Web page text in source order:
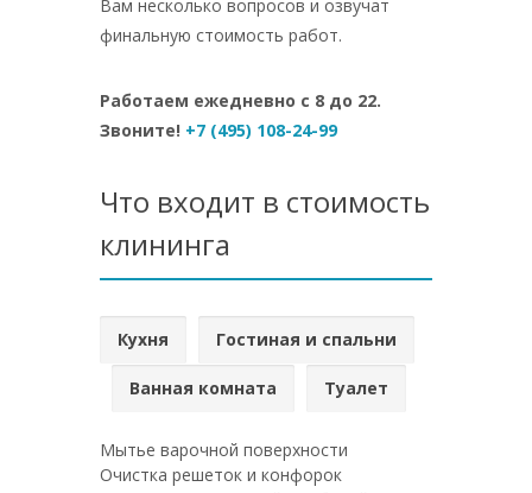
Вам несколько вопросов и озвучат
финальную стоимость работ.
Работаем ежедневно с 8 до 22.
Звоните! +7 (495) 108-24-99
Что входит в стоимость
клининга
Кухня Гостиная и спальни
Ванная комната Туалет
Мытье варочной поверхности
Очистка решеток и конфорок